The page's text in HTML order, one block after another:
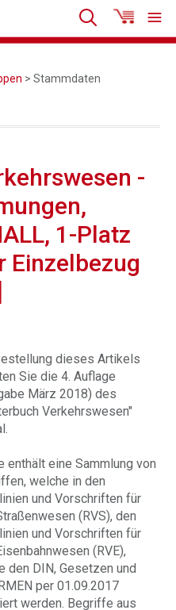
> Stammdaten
-
1-Platz
Einzelbezug
dieses Artikels
Sie die 4. Auflage
März 2018) des
Verkehrswesen"
enthält eine Sammlung von
welche in den
und Vorschriften für
(RVS), den
und Vorschriften für
(RVE),
den DIN, Gesetzen und
per 01.09.2017
werden. Begriffe aus